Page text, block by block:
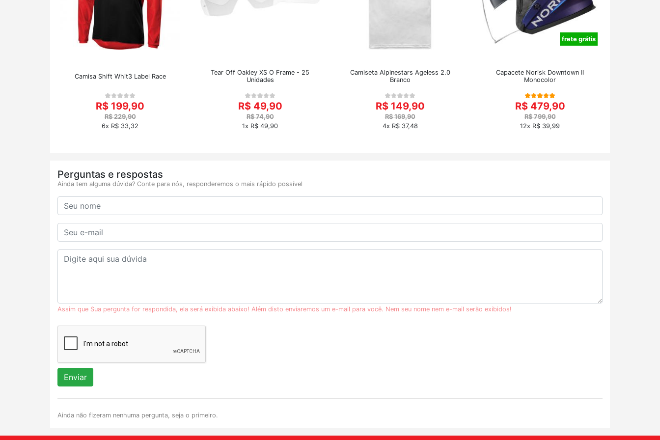
Camisa Shift Whit3 Label Race
R$ 199,90
R$ 229,90
6x R$ 33,32
Tear Off Oakley XS O Frame - 25
Unidades
R$ 49,90
R$ 74,90
1x R$ 49,90
Camiseta Alpinestars Ageless 2.0
Branco
R$ 149,90
R$ 169,90
4x R$ 37,48
frete grátis
Capacete Norisk Downtown II
Monocolor
R$ 479,90
R$ 799,90
12x R$ 39,99
Perguntas e respostas
Ainda tem alguma dúvida? Conte para nós, responderemos o mais rápido possível
Assim que Sua pergunta for respondida, ela será exibida abaixo! Além disto enviaremos um e-mail para você. Nem seu nome nem e-mail serão exibidos!
Enviar
Ainda não fizeram nenhuma pergunta, seja o primeiro.